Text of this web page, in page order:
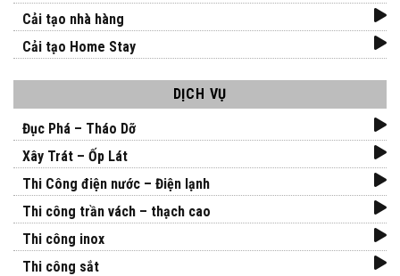
Cải tạo nhà hàng
Cải tạo Home Stay
DỊCH VỤ
Đục Phá – Tháo Dỡ
Xây Trát – Ốp Lát
Thi Công điện nước – Điện lạnh
Thi công trần vách – thạch cao
Thi công inox
Thi công sắt